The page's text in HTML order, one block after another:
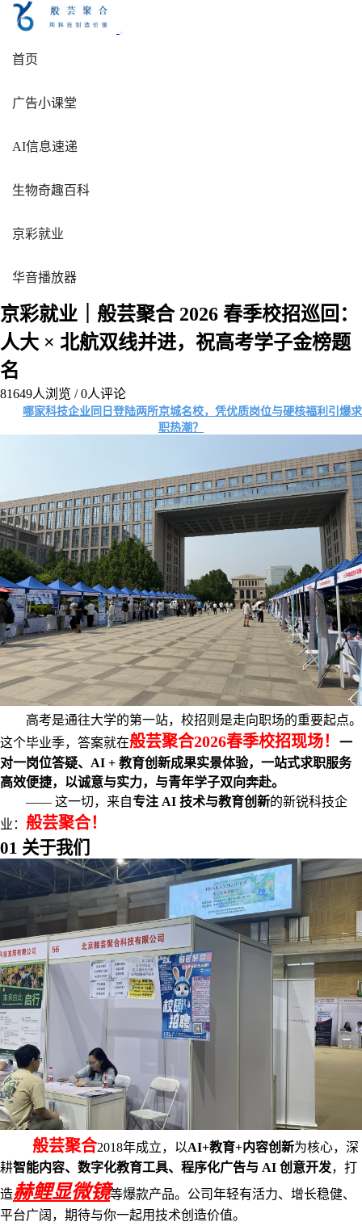
首页
广告小课堂
AI信息速递
生物奇趣百科
京彩就业
华音播放器
京彩就业｜般芸聚合 2026 春季校招巡回：
人大 × 北航双线并进，祝高考学子金榜题
名
81649人浏览 /0人评论
哪家科技企业同日登陆两所京城名校，凭优质岗位与硬核福利引爆求
职热潮？
高考是通往大学的第一站，校招则是走向职场的重要起点。
这个毕业季，答案就在般芸聚合2026春季校招现场！
一
对一岗位答疑、AI + 教育创新成果实景体验，一站式求职服务
高效便捷，以诚意与实力，与青年学子双向奔赴。
—— 这一切，来自专注 AI 技术与教育创新的新锐科技企
业： 般芸聚合！
01 关于我们
般芸聚合2018年成立，以AI+教育+内容创新为核心，深
耕智能内容、数字化教育工具、程序化广告与 AI 创意开发，打
造赫鲤显微镜等爆款产品。公司年轻有活力、增长稳健、
平台广阔，期待与你一起用技术创造价值。